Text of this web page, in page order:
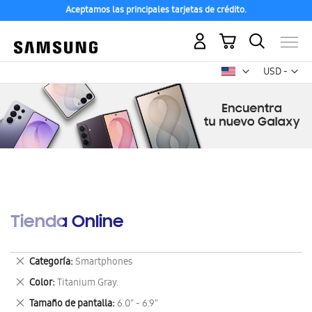
Aceptamos las principales tarjetas de crédito.
USD -
dólar
Mi carrito
Tienda Online
Categoría Smartphones
Eliminar
este
artículo
Color Titanium Gray.
Eliminar
este
Tamaño de pantalla 6.0" - 6.9"
Eliminar